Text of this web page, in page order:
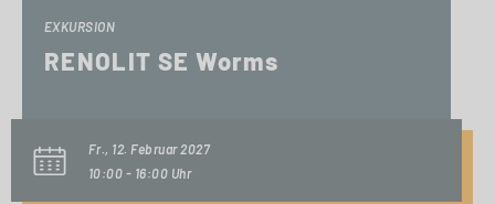
EXKURSION
RENOLIT SE Worms
Fr., 12. Februar 2027
10:00 - 16:00 Uhr